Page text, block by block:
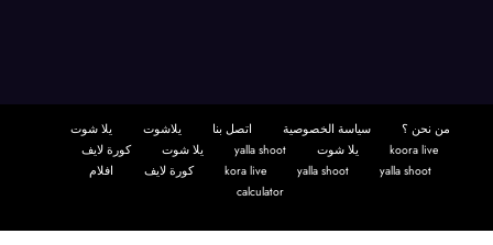
من نحن ؟ سياسة الخصوصية اتصل بنا يلاشوت
يلا شوت
koora live
يلا شوت yalla shoot يلا شوت
كورة لايف
yalla shoot
yalla shoot
kora live كورة لايف
افلام
calculator